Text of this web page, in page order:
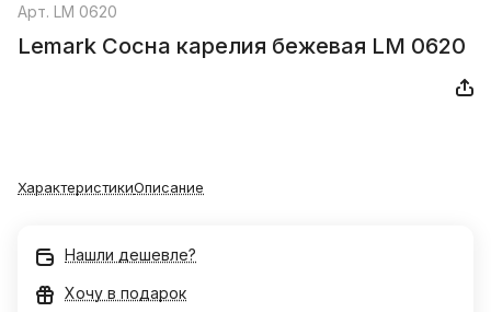
Арт. LM 0620
Lemark Сосна карелия бежевая LM 0620
ХарактеристикиОписание
Нашли дешевле?
Хочу в подарок